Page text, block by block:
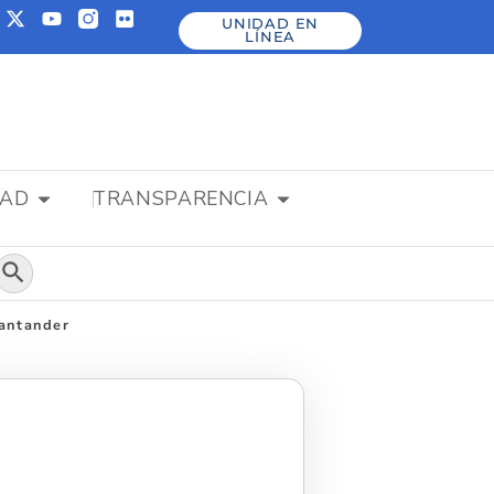
UNIDAD EN
LÍNEA
TRANSPARENCIA
de búsqueda